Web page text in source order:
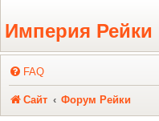
Регистрация
Империя Рейки
FAQ
Сайт Форум Рейки